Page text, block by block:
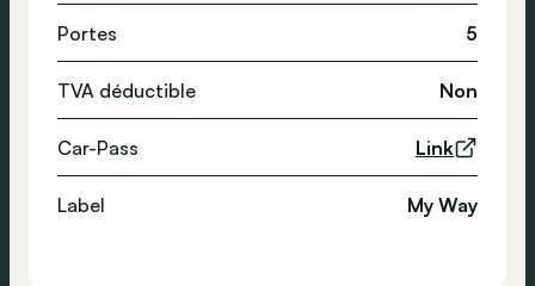
Portes 5
TVA déductible Non
Car-Pass Link
Label My Way